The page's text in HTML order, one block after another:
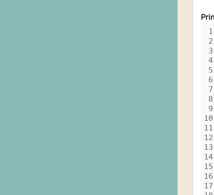
1
2
3
4
5
6
7
8
9
10
11
12
13
14
15
16
17